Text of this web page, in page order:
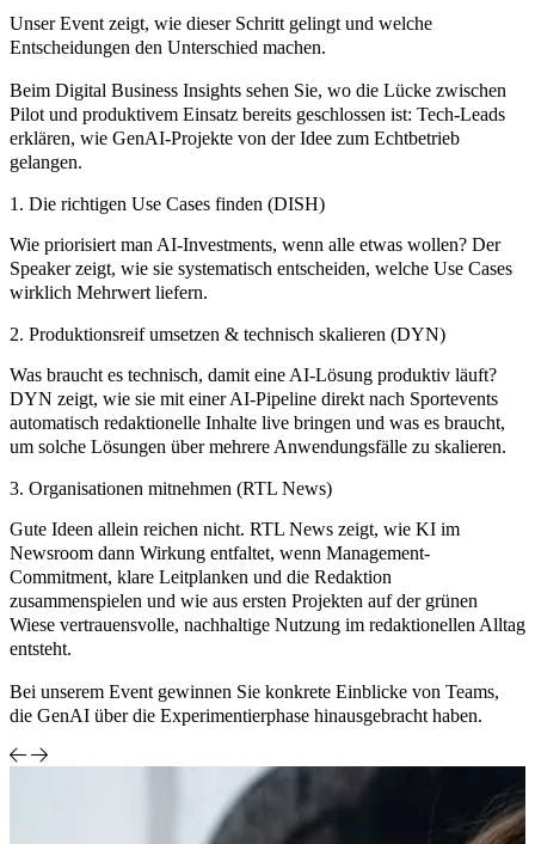
Unser Event zeigt, wie dieser Schritt gelingt und welche
Entscheidungen den Unterschied machen.
Beim Digital Business Insights sehen Sie, wo die Lücke zwischen
Pilot und produktivem Einsatz bereits geschlossen ist: Tech-Leads
erklären, wie GenAI-Projekte von der Idee zum Echtbetrieb
gelangen.
1. Die richtigen Use Cases finden (DISH)
Wie priorisiert man AI-Investments, wenn alle etwas wollen? Der
Speaker zeigt, wie sie systematisch entscheiden, welche Use Cases
wirklich Mehrwert liefern.
2. Produktionsreif umsetzen & technisch skalieren (DYN)
Was braucht es technisch, damit eine AI-Lösung produktiv läuft?
DYN zeigt, wie sie mit einer AI-Pipeline direkt nach Sportevents
automatisch redaktionelle Inhalte live bringen und was es braucht,
um solche Lösungen über mehrere Anwendungsfälle zu skalieren.
3. Organisationen mitnehmen (RTL News)
Gute Ideen allein reichen nicht. RTL News zeigt, wie KI im
Newsroom dann Wirkung entfaltet, wenn Management-
Commitment, klare Leitplanken und die Redaktion
zusammenspielen und wie aus ersten Projekten auf der grünen
Wiese vertrauensvolle, nachhaltige Nutzung im redaktionellen Alltag
entsteht.
Bei unserem Event gewinnen Sie konkrete Einblicke von Teams,
die GenAI über die Experimentierphase hinausgebracht haben.